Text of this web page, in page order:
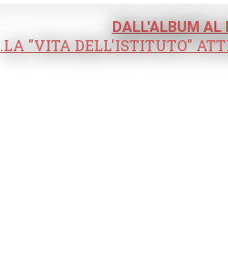
DALL'ALBUM AL
.LA "VITA DELL'ISTITUTO"